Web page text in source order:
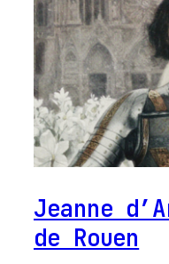
Jeanne
de Rouen